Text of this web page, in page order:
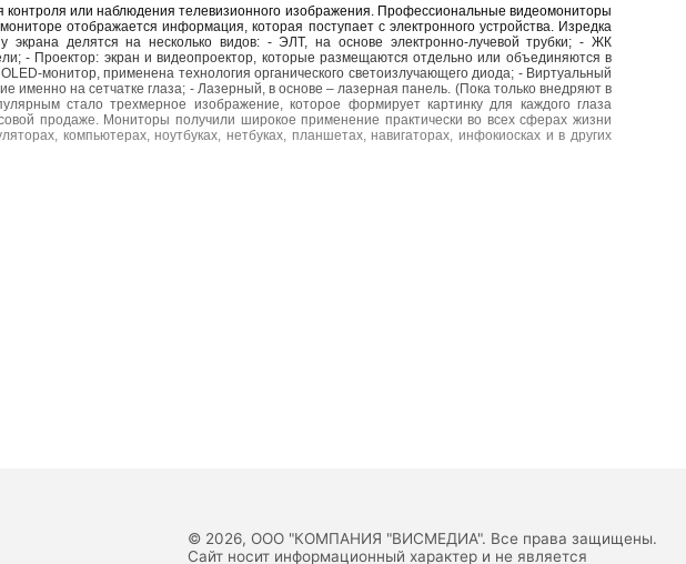
или наблюдения телевизионного изображения. Профессиональные видеомониторы
отображается информация, которая поступает с электронного устройства. Изредка
делятся на несколько видов: - ЭЛТ, на основе электронно-лучевой трубки; - ЖК
- Проектор: экран и видеопроектор, которые размещаются отдельно или объединяются в
монитор, применена технология органического светоизлучающего диода; - Виртуальный
на сетчатке глаза; - Лазерный, в основе – лазерная панель. (Пока только внедряют в
стало трехмерное изображение, которое формирует картинку для каждого глаза
продаже. Мониторы получили широкое применение практически во всех сферах жизни
компьютерах, ноутбуках, нетбуках, планшетах, навигаторах, инфокиосках и в других
© 2026, ООО "КОМПАНИЯ "ВИСМЕДИА". Все права защищены.
Сайт носит информационный характер и не является